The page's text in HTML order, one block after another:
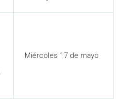
Miércoles 17 de mayo